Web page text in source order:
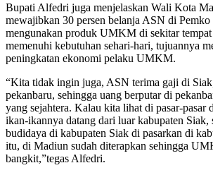
Bupati Alfedri juga menjelaskan Wali Kota
mewajibkan 30 persen belanja ASN di
mengunakan produk UMKM di sekitar
memenuhi kebutuhan sehari-hari, tujuannya
peningkatan ekonomi pelaku UMKM.
“Kita tidak ingin juga, ASN terima gaji di
pekanbaru, sehingga uang berputar di
yang sejahtera. Kalau kita lihat di pasar-pasar
ikan-ikannya datang dari luar kabupaten Siak,
budidaya di kabupaten Siak di pasarkan di
itu, di Madiun sudah diterapkan sehingga
bangkit,”tegas Alfedri.